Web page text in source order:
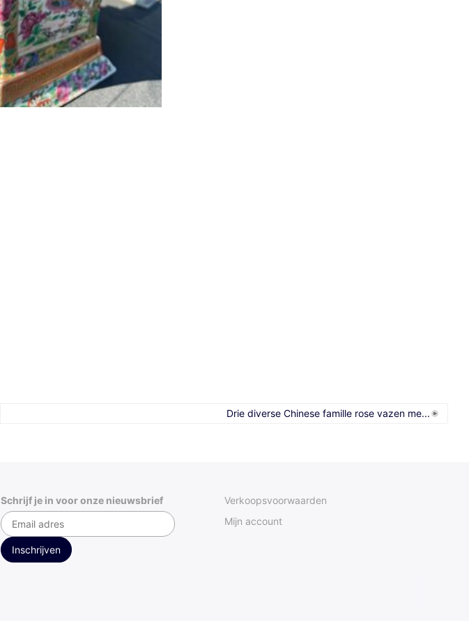
Drie diverse Chinese famille rose vazen me...
Schrijf je in voor onze nieuwsbrief
Verkoopsvoorwaarden
Mijn account